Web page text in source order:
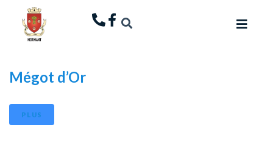
principal
Mégot d’Or
PLUS